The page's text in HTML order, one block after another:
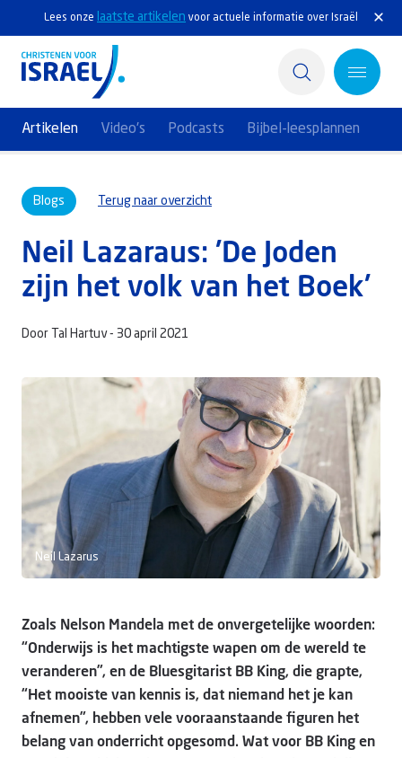
Lees onze laatste artikelen voor actuele informatie over Israël
Artikelen Video's Podcasts Bijbel-leesplannen
Actief
Ontdek
Steun Israël
Doneer
Blogs Terug naar overzicht
Neil Lazaraus: 'De Joden
zijn het volk van het Boek'
Door Tal Hartuv - 30 april 2021
Neil Lazarus
Zoals Nelson Mandela met de onvergetelijke woorden:
“Onderwijs is het machtigste wapen om de wereld te
veranderen”, en de Bluesgitarist BB King, die grapte,
“Het mooiste van kennis is, dat niemand het je kan
afnemen”, hebben vele vooraanstaande figuren het
belang van onderricht opgesomd. Wat voor BB King en